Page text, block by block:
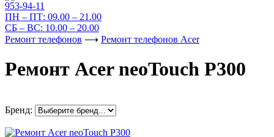
953-94-11
ПН – ПТ: 09.00 – 21.00
СБ – ВС: 10.00 – 20.00
Ремонт телефонов ⟶ Ремонт телефонов Acer
Ремонт Acer neoTouch P300
Бренд: